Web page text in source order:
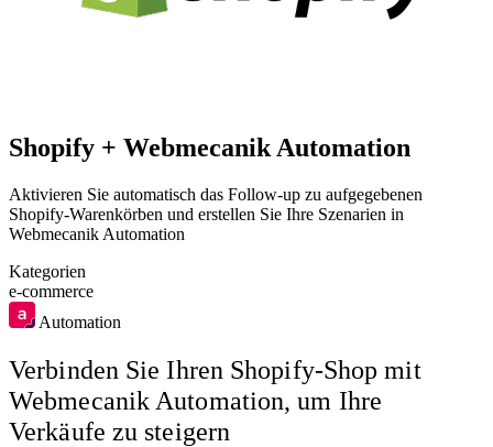
Shopify + Webmecanik Automation
Aktivieren Sie automatisch das Follow-up zu aufgegebenen
Shopify-Warenkörben und erstellen Sie Ihre Szenarien in
Webmecanik Automation
Kategorien
e-commerce
Automation
Verbinden Sie Ihren Shopify-Shop mit
Webmecanik Automation, um Ihre
Verkäufe zu steigern